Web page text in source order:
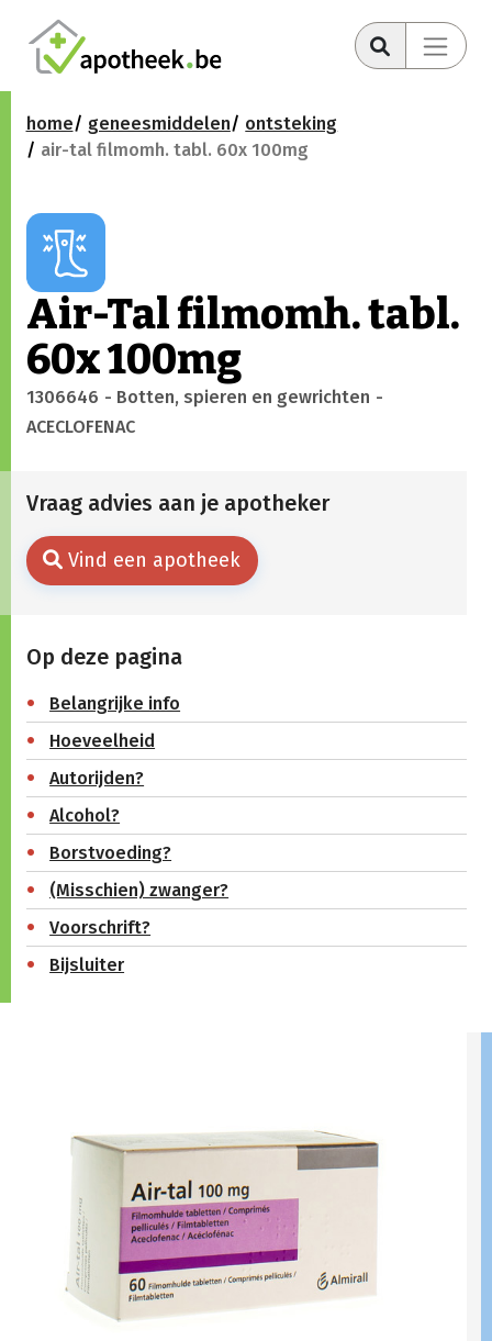
home geneesmiddelen
ontsteking
air-tal filmomh. tabl. 60x 100mg
Air-Tal filmomh. tabl.
60x 100mg
1306646 - Botten, spieren en gewrichten -
ACECLOFENAC
Vraag advies aan je apotheker
Vind een apotheek
Op deze pagina
Belangrijke info
Hoeveelheid
Autorijden?
Alcohol?
Borstvoeding?
(Misschien) zwanger?
Voorschrift?
Bijsluiter